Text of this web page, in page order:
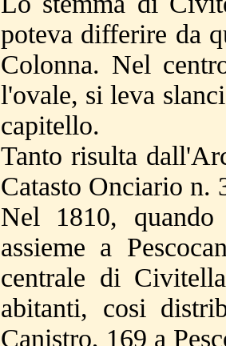
poteva differire da
Colonna. Nel
l'ovale, si leva
capitello.
Tanto risulta
Catasto Onciario n.
Nel 1810, quando
assieme a
centrale di
abitanti, cosi
Canistro, 169 a